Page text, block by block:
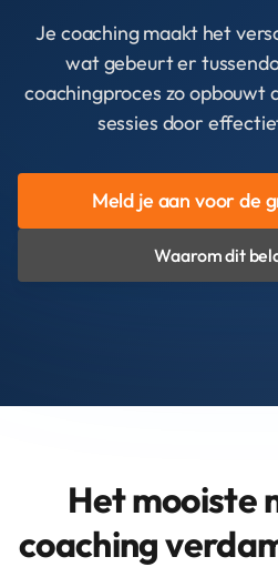
Je coaching maakt het
wat gebeurt er
coachingproces zo opbouwt
sessies door
Meld je aan voor de
Waarom dit
Het mooiste
coaching